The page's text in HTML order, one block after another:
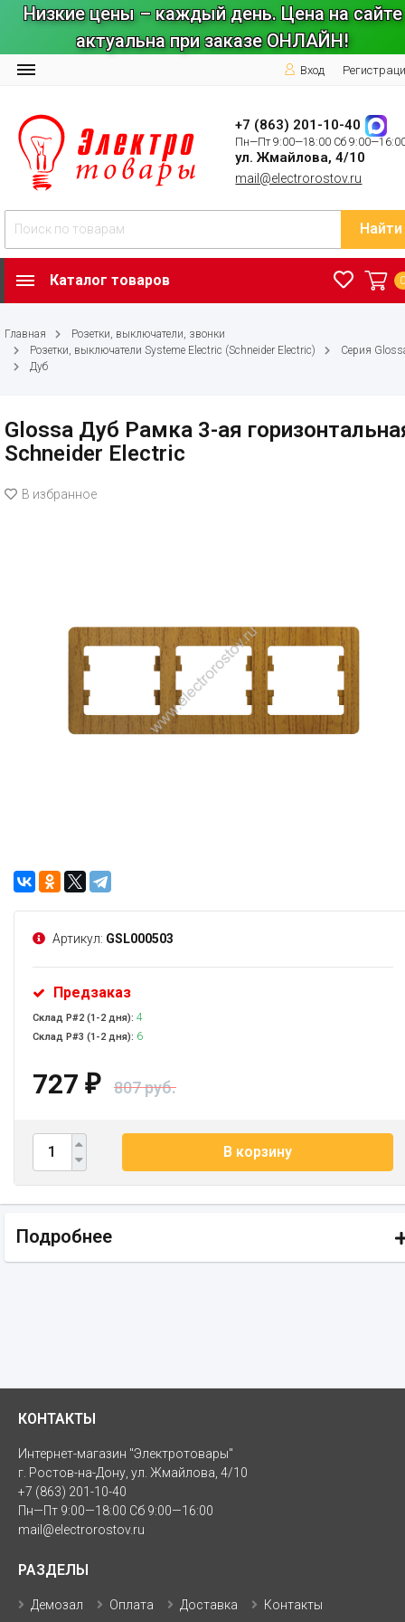
Низкие цены – каждый день. Цена на сайте
актуальна при заказе ОНЛАЙН!
Вход
+7 (863) 201-10-40
Пн—Пт 9:00—18:00 Сб
ул. Жмайлова, 4/10
mail@electrorostov.ru
Найти
Каталог товаров
Главная
Розетки, выключатели, звонки
Розетки, выключатели Systeme Electric (Schneider Electric)
Серия
Дуб
Glossa Дуб Рамка 3-ая
Schneider Electric
В избранное
Артикул: GSL000503
Предзаказ
Склад Р#2 (1-2 дня): 4
Склад Р#3 (1-2 дня): 6
727 ₽ 807 руб.
В корзину
Подробнее
КОНТАКТЫ
Интернет-магазин "Электротовары"
г. Ростов-на-Дону, ул. Жмайлова, 4/10
+7 (863) 201-10-40
Пн—Пт 9:00—18:00 Сб 9:00—16:00
mail@electrorostov.ru
РАЗДЕЛЫ
Демозал Оплата Доставка Контакты